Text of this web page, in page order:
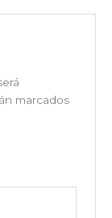
marcados